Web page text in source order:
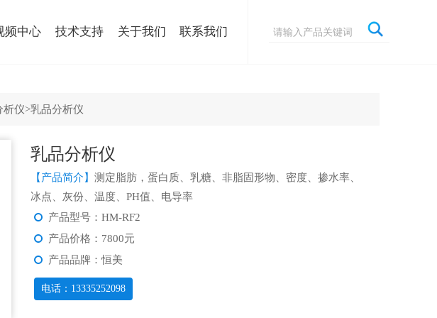
频中心 技术支持 关于我们 联系我们
析仪>乳品分析仪
乳品分析仪
【产品简介】 测定脂肪，蛋白质、乳糖、非脂固形物、密度、掺水率、
冰点、灰份、温度、PH值、电导率
产品型号：HM-RF2
产品价格：7800元
产品品牌：恒美
电话：13335252098